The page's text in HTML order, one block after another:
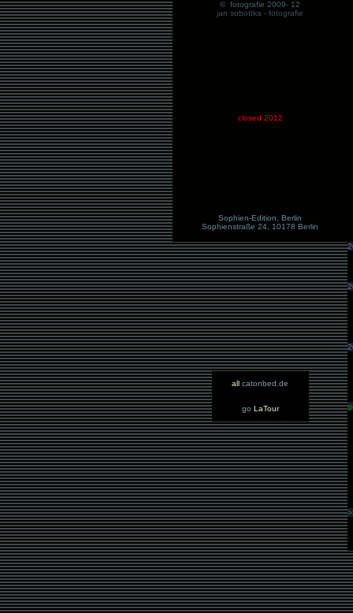
© fotografie 2009- 12
jan sobottka - fotografie
closed 2012
Sophien-Edition, Berlin
Sophienstraße 24, 10178 Berlin
all catonbed.de
go LaTour